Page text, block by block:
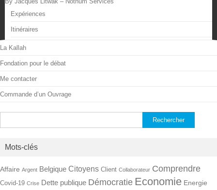
Expériences
Itinéraires
La Kallah
Fondation pour le débat
Me contacter
Commande d’un Ouvrage
Mots-clés
Affaire Argent Belgique Citoyens Client Collaborateur Comprendre
Covid-19 Crise Dette publique Démocratie Economie Energie